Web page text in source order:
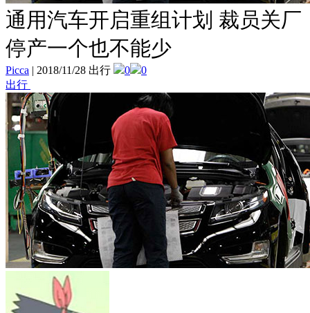
通用汽车开启重组计划 裁员关厂
停产一个也不能少
Picca | 2018/11/28 出行 0
0
出行